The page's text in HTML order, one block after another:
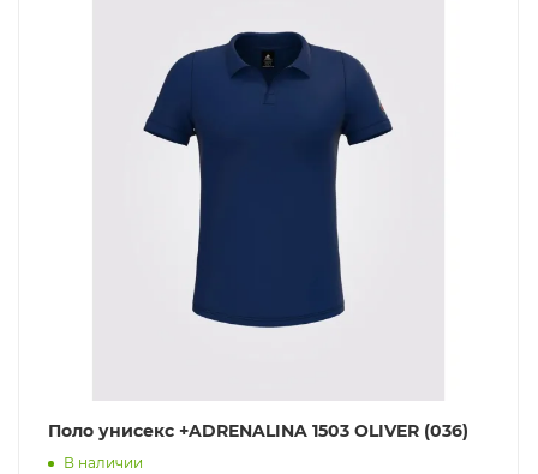
Поло унисекс +ADRENALINA 1503 OLIVER (036)
В наличии